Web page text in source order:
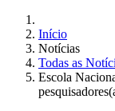
Início
Notícias
Todas as
Escola